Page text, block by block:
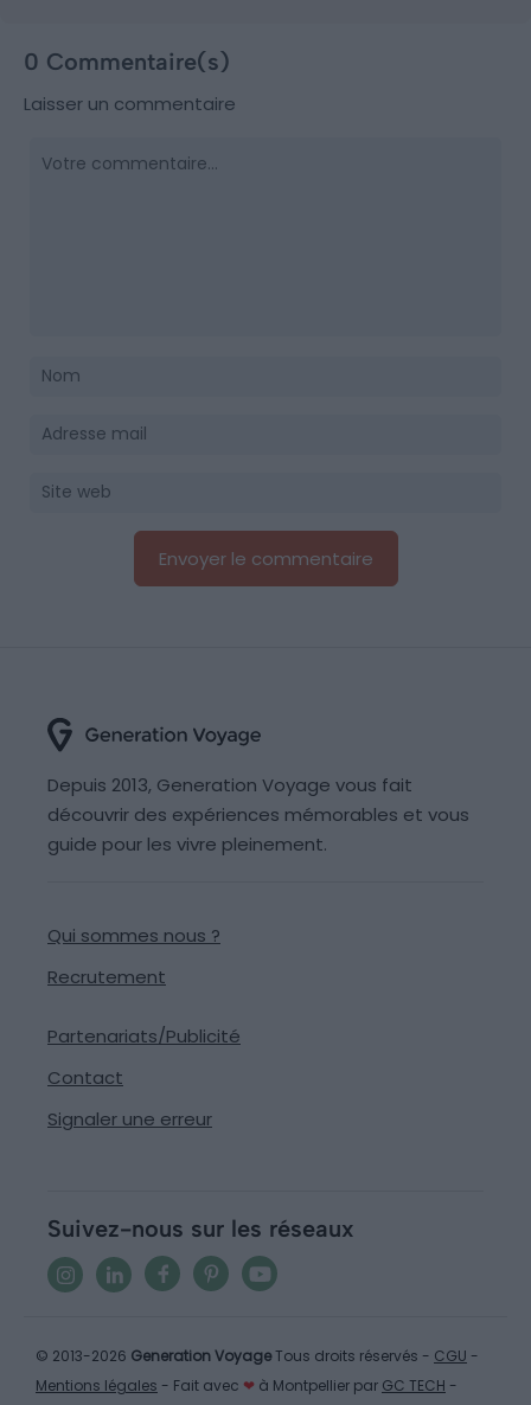
0 Commentaire(s)
Laisser un commentaire
Depuis 2013, Generation Voyage vous fait
découvrir des expériences mémorables et vous
guide pour les vivre pleinement.
Qui sommes nous ?
Recrutement
Partenariats/Publicité
Contact
Signaler une erreur
Suivez-nous sur les réseaux
© 2013-2026 Generation VoyageTous droits réservés - CGU -
Mentions légales - Fait avec ❤ à Montpellier par GC TECH -